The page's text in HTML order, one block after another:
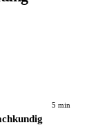
5 min